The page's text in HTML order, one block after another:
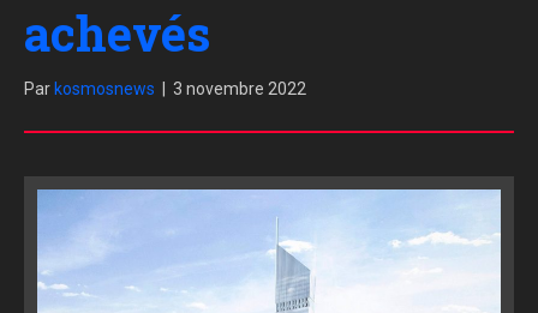
achevés
Par kosmosnews 3 novembre 2022